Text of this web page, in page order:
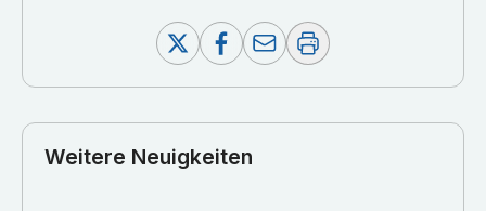
Weitere Neuigkeiten